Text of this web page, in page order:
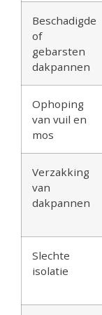
Beschadigde
of
gebarsten
dakpannen
Ophoping
van vuil en
mos
Verzakking
van
dakpannen
Slechte
isolatie